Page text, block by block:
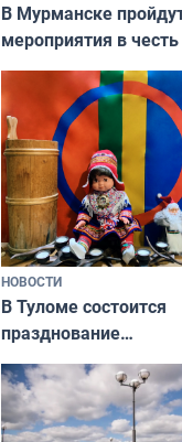
В Мурманске
мероприятия в
физкультурника
НОВОСТИ
В Туломе состоится
празднование
Международного
коренных народов